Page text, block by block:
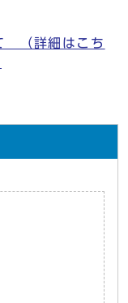
（詳細はこち